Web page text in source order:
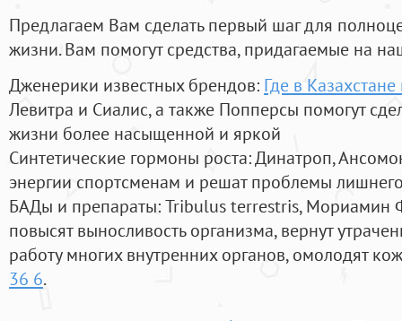
Предлагаем Вам сделать первый шаг для
жизни. Вам помогут средства, придагаемые на
Дженерики известных брендов: Где в
Левитра и Сиалис, а также Попперсы помогут
жизни более насыщенной и яркой
Синтетические гормоны роста: Динатроп,
энергии спортсменам и решат проблемы
БАДы и препараты:Tribulus terrestris, Мориамин
повысят выносливость организма, вернут
работу многих внутренних органов, омолодят
36 6.